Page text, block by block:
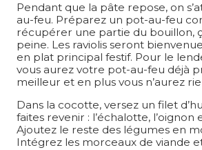
Pendant que la pâte repose, on
au-feu. Préparez un pot-au-feu
récupérer une partie du bouillon,
peine. Les raviolis seront
en plat principal festif. Pour le
vous aurez votre pot-au-feu déjà
meilleur et en plus vous n’aurez
Dans la cocotte, versez un filet
faites revenir : l’échalotte, l’oignon
Ajoutez le reste des légumes en
Intégrez les morceaux de viande